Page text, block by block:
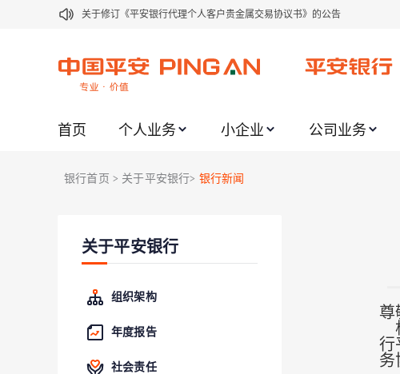
关于修订《平安银行代理个人客户贵金属交易协议书》的公告
关于我行聚金宝交易软件升级更新的通知
关于2020年端午节期间上金所代理业务调整合约保证金比例和涨跌幅度限
关于加强代理贵金属业务风险防范的提示
关于调整存量首套住房贷款利率的公告
首页 个人业务 小企业 公司业务
银行首页 > 关于平安银行> 银行新闻
关于平安银行
组织架构
年度报告
社会责任
尊
行
务